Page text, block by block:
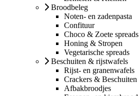
Broodbeleg
Noten- en zadenpasta
Confituur
Choco & Zoete spreads
Honing & Stropen
Vegetarische spreads
Beschuiten & rijstwafels
Rijst- en granenwafels
Crackers & Beschuiten
Afbakbroodjes